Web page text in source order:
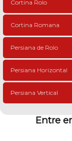
Cortina Rolo
Cortina Romana
Persiana de Rolo
Persiana Horizontal
Persiana Vertical
Entre